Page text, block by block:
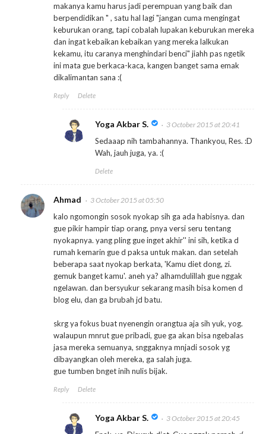
makanya kamu harus jadi perempuan yang baik dan
berpendidikan " , satu hal lagi "jangan cuma mengingat
keburukan orang, tapi cobalah lupakan keburukan mereka
dan ingat kebaikan kebaikan yang mereka lalkukan
kekamu, itu caranya menghindari benci" jiahh pas ngetik
ini mata gue berkaca-kaca, kangen banget sama emak
dikalimantan sana :(
Reply Delete
Yoga Akbar S. 3 October 2015 at 20:41
Sedaaap nih tambahannya. Thankyou, Res. :D
Wah, jauh juga, ya. :(
Delete
Ahmad 3 October 2015 at 05:50
kalo ngomongin sosok nyokap sih ga ada habisnya. dan
gue pikir hampir tiap orang, pnya versi seru tentang
nyokapnya. yang pling gue inget akhir'' ini sih, ketika d
rumah kemarin gue d paksa untuk makan. dan setelah
beberapa saat nyokap berkata, 'Kamu diet dong, zi.
gemuk banget kamu'. aneh ya? alhamdulillah gue nggak
ngelawan. dan bersyukur sekarang masih bisa komen d
blog elu, dan ga brubah jd batu.
skrg ya fokus buat nyenengin orangtua aja sih yuk, yog.
walaupun mnrut gue pribadi, gue ga akan bisa ngebalas
jasa mereka semuanya, snggaknya mnjadi sosok yg
dibayangkan oleh mereka, ga salah juga.
gue tumben bnget inih nulis bijak.
Reply Delete
Yoga Akbar S. 3 October 2015 at 20:45